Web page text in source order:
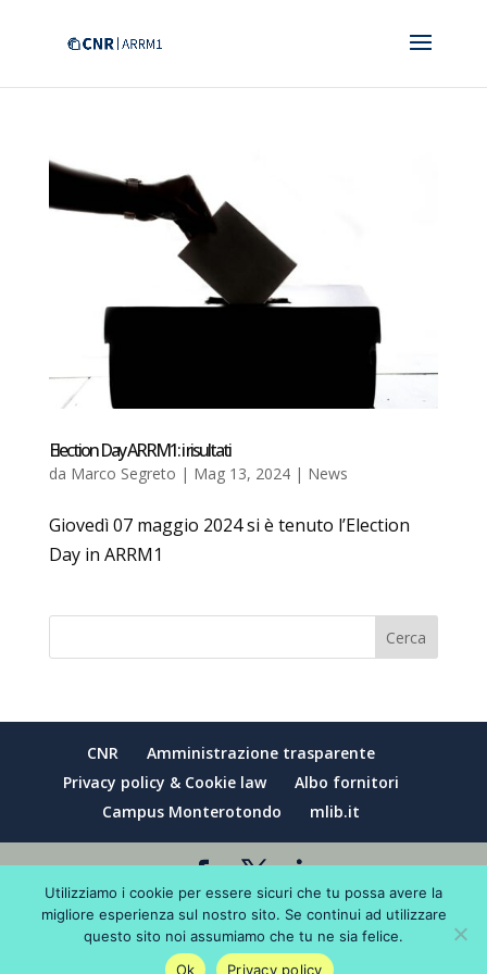
Election Day ARRM1: i risultati
da Marco Segreto | Mag 13, 2024| News
Giovedì 07 maggio 2024 si è tenuto l’Election
Day in ARRM1
Cerca
CNR
Amministrazione trasparente
Privacy policy & Cookie law
Albo fornitori
Campus Monterotondo
mlib.it
Designed bydeacreative| Copyright ©2024
CNR ARRM1 Area territoriale di Ricerca di Roma
Utilizziamo i cookie per essere sicuri che tu possa avere la
migliore esperienza sul nostro sito. Se continui ad utilizzare
questo sito noi assumiamo che tu ne sia felice.
Ok
Privacy policy